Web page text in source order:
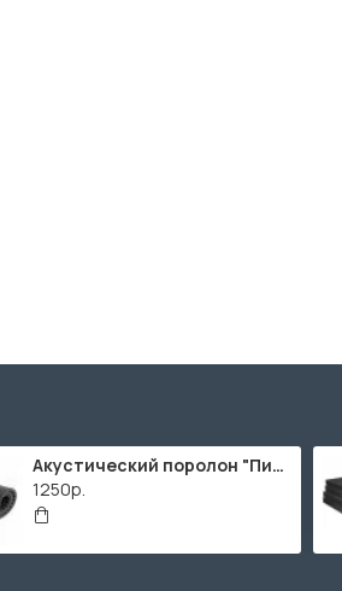
Акустический поролон "Пирамида" / 2000х1000мм
1250р.